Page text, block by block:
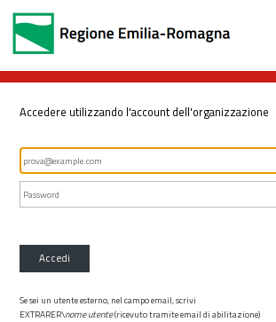
Accedere utilizzando l'account dell'organizzazione
Accedi
Se sei un utente esterno, nel campo email, scrivi
EXTRARER\nome utente(ricevuto tramite email di abilitazione)